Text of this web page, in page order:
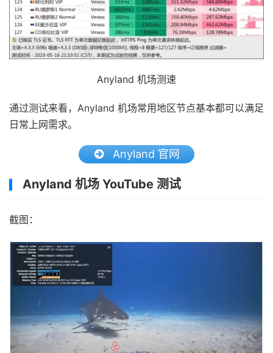
Anyland 机场测速
通过测试来看，Anyland 机场常用地区节点基本都可以满足
日常上网需求。
Anyland 官网
Anyland 机场 YouTube 测试
截图：